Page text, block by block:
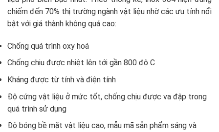
chiếm đến 70% thị trường ngành vật liệu nhờ các ưu tính nổi
bật với giá thành không quá cao:
Chống quá trình oxy hoá
Chống chịu được nhiệt lên tới gần 800 độ C
Kháng được từ tính và điện tính
Độ cứng vật liệu ở mức tốt, chống chịu được va đập trong
quá trình sử dụng
Độ bóng bề mặt vật liệu cao, mẫu mã sản phẩm sáng và